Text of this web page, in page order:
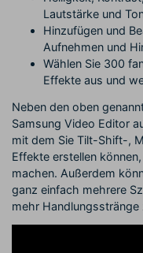
Lautstärke und
Hinzufügen und
Aufnehmen und
Wählen Sie 300
Effekte aus und
Neben den oben
Samsung Video Editor
mit dem Sie Tilt-Shift-,
Effekte erstellen
machen. Außerdem
ganz einfach mehrere
mehr Handlungsstränge